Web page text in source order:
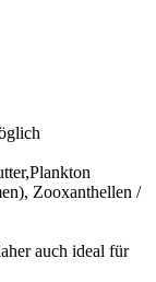
Zooxanthellen /
auch ideal für